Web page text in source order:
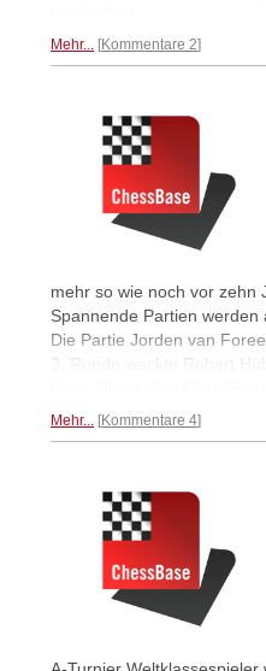
Mehr... Kommentare 2
mehr so wie noch vor zehn
Spannende Partien
Die Partie Jorden van
3. Runde weckte Robert
Mehr... Kommentare 4